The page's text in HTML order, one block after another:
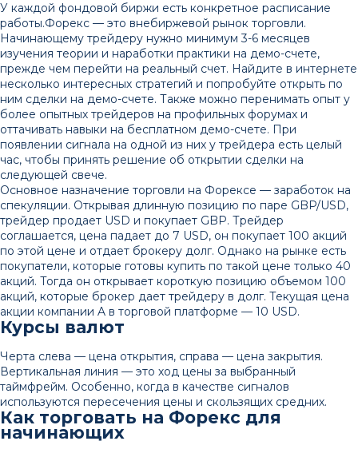
У каждой фондовой биржи есть конкретное расписание
работы.Форекс — это внебиржевой рынок торговли.
Начинающему трейдеру нужно минимум 3-6 месяцев
изучения теории и наработки практики на демо-счете,
прежде чем перейти на реальный счет. Найдите в интернете
несколько интересных стратегий и попробуйте открыть по
ним сделки на демо-счете. Также можно перенимать опыт у
более опытных трейдеров на профильных форумах и
оттачивать навыки на бесплатном демо-счете. При
появлении сигнала на одной из них у трейдера есть целый
час, чтобы принять решение об открытии сделки на
следующей свече.
Основное назначение торговли на Форексе — заработок на
спекуляции. Открывая длинную позицию по паре GBP/USD,
трейдер продает USD и покупает GBP. Трейдер
соглашается, цена падает до 7 USD, он покупает 100 акций
по этой цене и отдает брокеру долг. Однако на рынке есть
покупатели, которые готовы купить по такой цене только 40
акций. Тогда он открывает короткую позицию объемом 100
акций, которые брокер дает трейдеру в долг. Текущая цена
акции компании A в торговой платформе — 10 USD.
Курсы валют
Черта слева — цена открытия, справа — цена закрытия.
Вертикальная линия — это ход цены за выбранный
таймфрейм. Особенно, когда в качестве сигналов
используются пересечения цены и скользящих средних.
Как торговать на Форекс для
начинающих